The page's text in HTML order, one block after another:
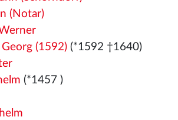
(Notar)
Georg (1592)(*1592 †1640)
(*1457 )